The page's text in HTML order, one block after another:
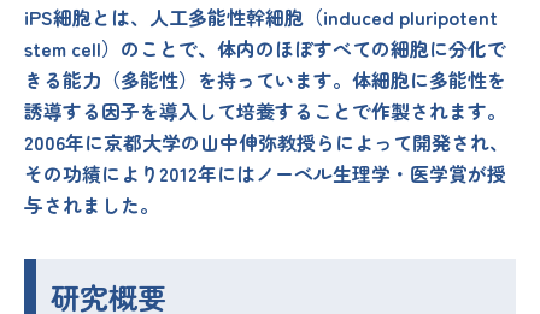
iPS細胞とは、人工多能性幹細胞（induced pluripotent
stem cell）のことで、体内のほぼすべての細胞に分化で
きる能力（多能性）を持っています。体細胞に多能性を
誘導する因子を導入して培養することで作製されます。
2006年に京都大学の山中伸弥教授らによって開発され、
その功績により2012年にはノーベル生理学・医学賞が授
与されました。
研究概要